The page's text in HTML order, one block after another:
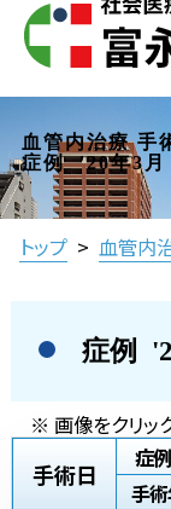
血管内治療 手
症例 '20年3月
トップ > 血管内
症例
※ 画像をクリッ
手術日
症
手